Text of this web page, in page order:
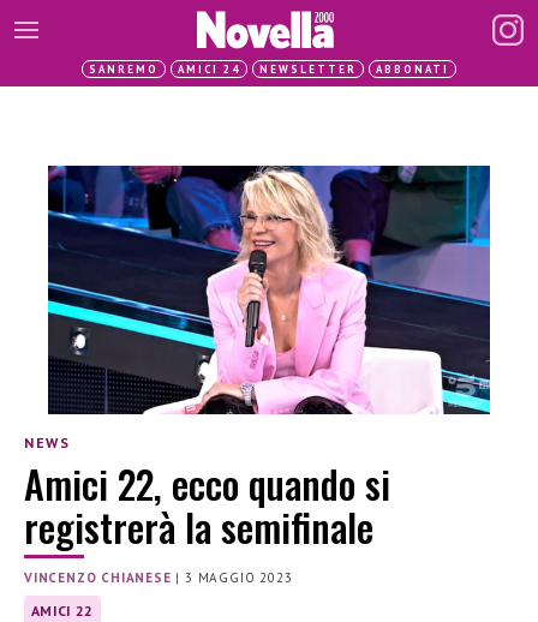
SANREMO AMICI 24 NEWSLETTER ABBONATI
NEWS
Amici 22, ecco quando si
registrerà la semifinale
VINCENZO CHIANESE |3 MAGGIO 2023
AMICI 22